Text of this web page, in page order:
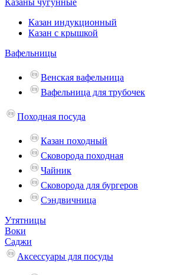
Казаны чугунные
Казан индукционный
Казан с крышкой
Вафельницы
Венская вафельница
Вафельница для трубочек
Походная посуда
Казан походный
Сковорода походная
Чайник
Сковорода для бургеров
Сэндвичница
Утятницы
Bоки
Саджи
Аксессуары для посуды